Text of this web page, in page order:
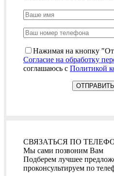
Нажимая на кнопку
Согласие на обработку
соглашаюсь с Политикой
СВЯЗАТЬСЯ ПО
Мы сами позвоним Вам
Подберем лучшее
проконсультируем по